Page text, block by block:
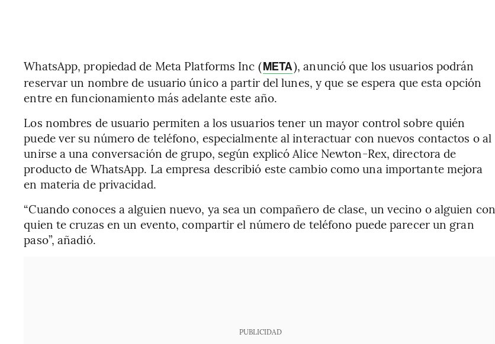
WhatsApp, propiedad de Meta Platforms Inc (META), anunció que los usuarios podrán
reservar un nombre de usuario único a partir del lunes, y que se espera que esta opción
entre en funcionamiento más adelante este año.
Los nombres de usuario permiten a los usuarios tener un mayor control sobre quién
puede ver su número de teléfono, especialmente al interactuar con nuevos contactos o al
unirse a una conversación de grupo, según explicó Alice Newton-Rex, directora de
producto de WhatsApp. La empresa describió este cambio como una importante mejora
en materia de privacidad.
“Cuando conoces a alguien nuevo, ya sea un compañero de clase, un vecino o alguien con
quien te cruzas en un evento, compartir el número de teléfono puede parecer un gran
paso”, añadió.
PUBLICIDAD